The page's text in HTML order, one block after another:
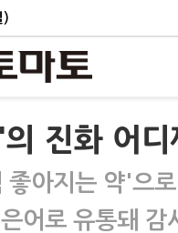
)
진화 어
좋아지는 약'으
어로 유통돼 감